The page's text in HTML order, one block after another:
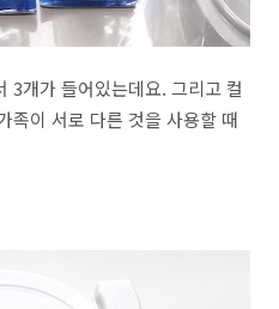
3개가 들어있는데요. 그리고 컬
족이 서로 다른 것을 사용할 때